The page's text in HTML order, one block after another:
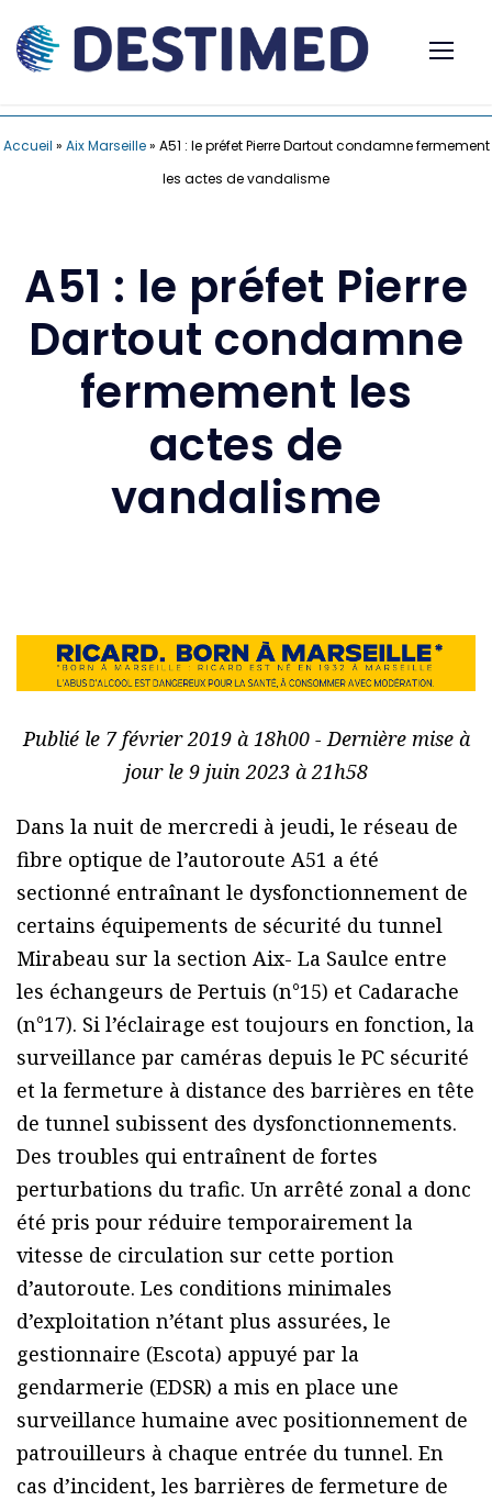
Accueil » Aix Marseille» A51 : le préfet Pierre Dartout condamne fermement
les actes de vandalisme
A51 : le préfet Pierre
Dartout condamne
fermement les
actes de
vandalisme
Publié le 7 février 2019 à 18h00 - Dernière mise à
jour le 9 juin 2023 à 21h58
Dans la nuit de mercredi à jeudi, le réseau de
fibre optique de l’autoroute A51 a été
sectionné entraînant le dysfonctionnement de
certains équipements de sécurité du tunnel
Mirabeau sur la section Aix- La Saulce entre
les échangeurs de Pertuis (n°15) et Cadarache
(n°17). Si l’éclairage est toujours en fonction, la
surveillance par caméras depuis le PC sécurité
et la fermeture à distance des barrières en tête
de tunnel subissent des dysfonctionnements.
Des troubles qui entraînent de fortes
perturbations du trafic. Un arrêté zonal a donc
été pris pour réduire temporairement la
vitesse de circulation sur cette portion
d’autoroute. Les conditions minimales
d’exploitation n’étant plus assurées, le
gestionnaire (Escota) appuyé par la
gendarmerie (EDSR) a mis en place une
surveillance humaine avec positionnement de
patrouilleurs à chaque entrée du tunnel. En
cas d’incident, les barrières de fermeture de